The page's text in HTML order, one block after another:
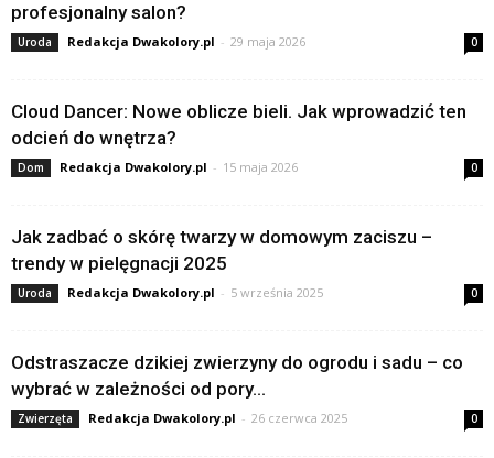
profesjonalny salon?
Uroda Redakcja Dwakolory.pl - 29 maja 2026 0
Cloud Dancer: Nowe oblicze bieli. Jak wprowadzić ten
odcień do wnętrza?
Dom Redakcja Dwakolory.pl - 15 maja 2026 0
Jak zadbać o skórę twarzy w domowym zaciszu –
trendy w pielęgnacji 2025
Uroda Redakcja Dwakolory.pl - 5 września 2025 0
Odstraszacze dzikiej zwierzyny do ogrodu i sadu – co
wybrać w zależności od pory...
Zwierzęta Redakcja Dwakolory.pl - 26 czerwca 2025 0